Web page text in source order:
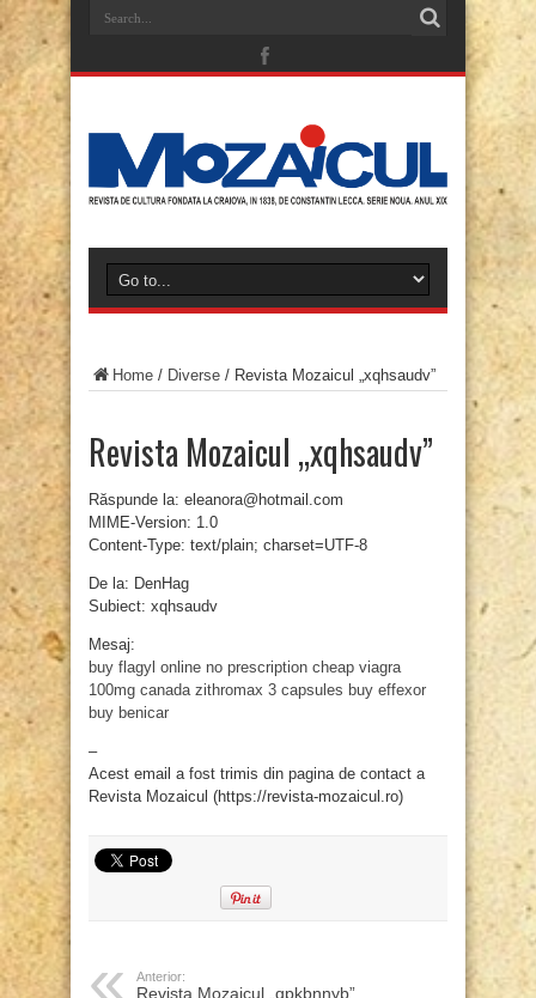
Home / Diverse / Revista Mozaicul „xqhsaudv”
Revista Mozaicul „xqhsaudv”
Răspunde la: eleanora@hotmail.com
MIME-Version: 1.0
Content-Type: text/plain; charset=UTF-8
De la: DenHag
Subiect: xqhsaudv
Mesaj:
buy flagyl online no prescription cheap viagra
100mg canada zithromax 3 capsules buy effexor
buy benicar
–
Acest email a fost trimis din pagina de contact a
Revista Mozaicul (https://revista-mozaicul.ro)
Anterior:
Revista Mozaicul „qpkbnnyb”